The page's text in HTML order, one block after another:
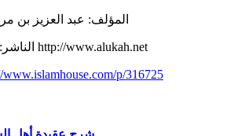
المؤلف: عبد العزيز بن
الناشر: شبكة الألوكة http://www.alukah.net
www.islamhouse.com/p/316725